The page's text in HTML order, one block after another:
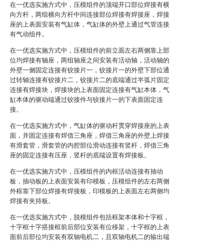
在一优选实施方式中，压模组件的顶端开口部位焊接有横
向方杆，两组横向方杆中间连接部位焊接有焊接座，焊接
座的上表面安装有气缸体，气缸体的外壁上通过气管连接
有气动组件。
在一优选实施方式中，压模组件的前立面左右两侧靠上部
位均焊接有轴座，两组轴座之间安装有活动轴，活动轴的
外壁一侧固定连接有铰接片一，铰接片一的外壁下部位通
过转轴连接有铰接片二，铰接片二的底端通过半弧片固定
连接有焊接块，焊接块的上表面固定连接有气缸本体，气
缸本体的驱动端通过铰接件与铰接片一的下表面固定连
接。
在一优选实施方式中，气缸体的驱动杆贯穿焊接座的上表
面，并固定连接有焊借三角座，焊借三角座的外壁上焊接
有滑套管，滑套管的内腔部位滑动连接有竖杆，焊借三角
座的固定连接有压座，竖杆的底端设置有焊接板。
在一优选实施方式中，压模组件的内框活动连接有抽动
板，抽动板的上表面安装有印模板，压模组件的左右两侧
外框靠下部位焊接有焊接板，印模板的上表面左右两侧均
焊接有夹持板。
在一优选实施方式中，脱模组件包括框架本体和十字框，
十字框十字搭接框前后部位安装有位移架，十字框的上表
面前后部位均安装有双轴电机二，且双轴电机二的输出端